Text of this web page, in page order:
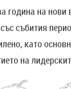
година на нови
събития
като
на